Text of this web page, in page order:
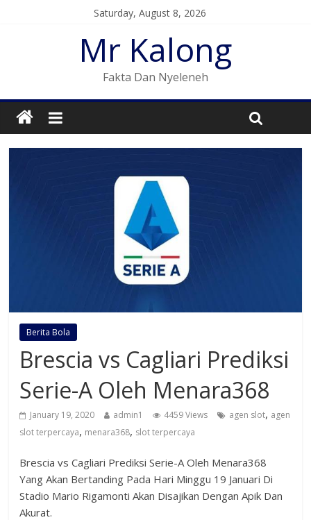
Saturday, August 8, 2026
Mr Kalong
Fakta Dan Nyeleneh
Berita Bola
Brescia vs Cagliari Prediksi
Serie-A Oleh Menara368
January 19, 2020 admin1 4459 Views agen slot, agen
slot terpercaya, menara368, slot terpercaya
Brescia vs Cagliari Prediksi Serie-A Oleh Menara368
Yang Akan Bertanding Pada Hari Minggu 19 Januari Di
Stadio Mario Rigamonti Akan Disajikan Dengan Apik Dan
Akurat.